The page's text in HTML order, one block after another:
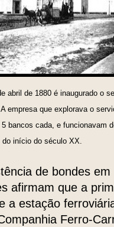
abril de 1880 é inaugurado o
empresa que explorava o
bancos cada, e funcionavam
do início do século XX.
de bondes
afirmam que a
a estação
Ferro-